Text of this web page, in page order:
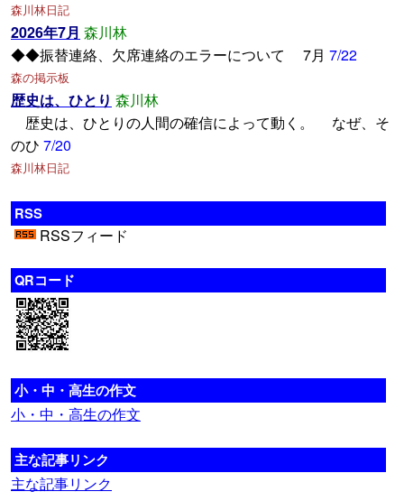
森川林日記
2026年7月 森川林
◆◆振替連絡、欠席連絡のエラーについて 7月 7/22
森の掲示板
歴史は、ひとり 森川林
歴史は、ひとりの人間の確信によって動く。 なぜ、そ
のひ 7/20
森川林日記
RSS
RSSフィード
QRコード
小・中・高生の作文
小・中・高生の作文
主な記事リンク
主な記事リンク